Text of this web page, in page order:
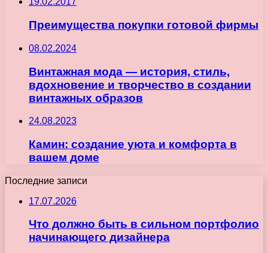
Преимущества покупки готовой фирмы
08.02.2024
Винтажная мода — история, стиль,
вдохновение и творчество в создании
винтажных образов
24.08.2023
Камин: создание уюта и комфорта в
вашем доме
Последние записи
17.07.2026
Что должно быть в сильном портфолио
начинающего дизайнера